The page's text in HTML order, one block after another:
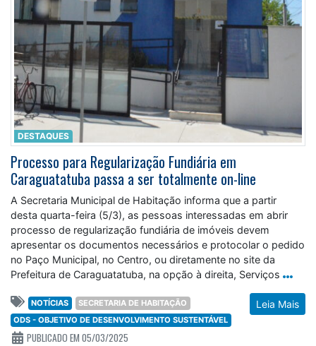
DESTAQUES
Processo para Regularização Fundiária em
Caraguatatuba passa a ser totalmente on-line
A Secretaria Municipal de Habitação informa que a partir
desta quarta-feira (5/3), as pessoas interessadas em abrir
processo de regularização fundiária de imóveis devem
apresentar os documentos necessários e protocolar o pedido
no Paço Municipal, no Centro, ou diretamente no site da
Prefeitura de Caraguatatuba, na opção à direita, Serviços
Leia Mais
NOTÍCIAS
SECRETARIA DE HABITAÇÃO
ODS - OBJETIVO DE DESENVOLVIMENTO SUSTENTÁVEL
PUBLICADO EM 05/03/2025